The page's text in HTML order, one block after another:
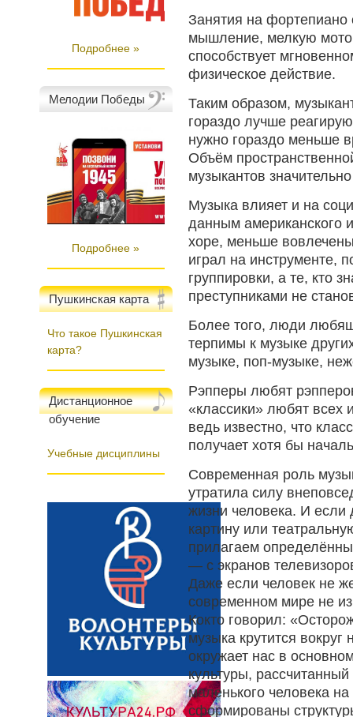
Подробнее »
Мелодии Победы
Подробнее »
Пушкинская карта
Что такое Пушкинская
карта?
Дистанционное
обучение
Учебные дисциплины
Занятия на фортепиано
мышление, мелкую
способствует
физическое действие.
Таким образом,
гораздо лучше
нужно гораздо меньше
Объём
музыкантов
Музыка влияет и на
данным американского
хоре, меньше
играл на инструменте,
группировки, а те, кто
преступниками не
Более того, люди
терпимы к музыке
музыке, поп-музыке,
Рэпперы любят
«классики» любят всех
ведь известно, что
получает хотя бы
Современная роль
утратила силу
жизни человека. И если
картину или
прилагаем
— с экранов
Даже если человек не
современном мире не
Кокто говорил:
музыка крутится
окружает нас в
культуры,
маленького человека
сформированы